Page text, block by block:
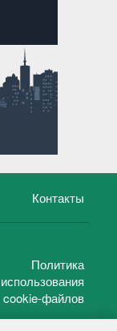
Контакты
Политика
использования
cookie-файлов